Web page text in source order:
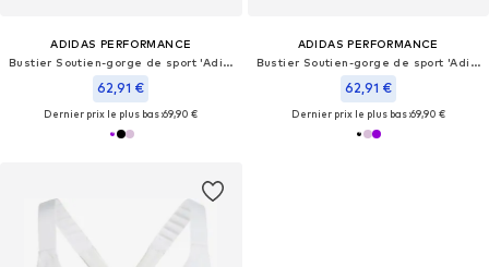
ADIDAS PERFORMANCE
Bustier Soutien-gorge de sport 'Adizero'
62,91 €
Dernier prix le plus bas :69,90 €
ADIDAS PERFORMANCE
Bustier Soutien-gorge de sport 'Adizero'
62,91 €
Dernier prix le plus bas :69,90 €